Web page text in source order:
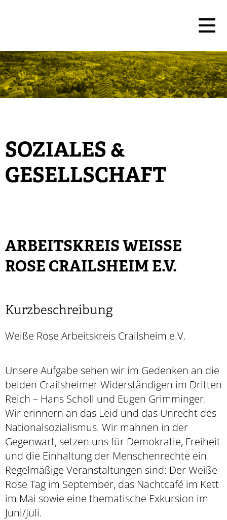
SOZIALES &
GESELLSCHAFT
ARBEITSKREIS WEISSE R
OSE CRAILSHEIM E.V.
Kurzbeschreibung
Weiße Rose Arbeitskreis Crailsheim e.V.
Unsere Aufgabe sehen wir im Gedenken an die
beiden Crailsheimer Widerständigen im Dritten
Reich – Hans Scholl und Eugen Grimminger.
Wir erinnern an das Leid und das Unrecht des
Nationalsozialismus. Wir mahnen in der
Gegenwart, setzen uns für Demokratie, Freiheit
und die Einhaltung der Menschenrechte ein.
Regelmäßige Veranstaltungen sind: Der Weiße
Rose Tag im September, das Nachtcafé im Kett
im Mai sowie eine thematische Exkursion im
Juni/Juli.